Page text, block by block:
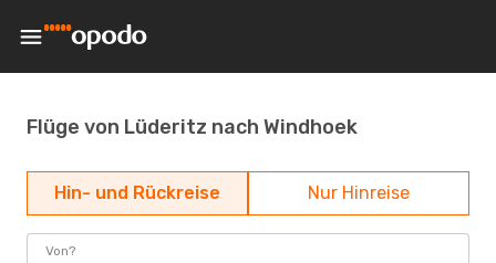
Flüge von Lüderitz nach Windhoek
Hin- und Rückreise Nur Hinreise
Von?